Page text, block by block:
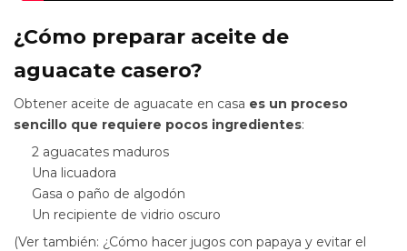
¿Cómo preparar aceite de
aguacate casero?
Obtener aceite de aguacate en casa es un proceso
sencillo que requiere pocos ingredientes:
2 aguacates maduros
Una licuadora
Gasa o paño de algodón
Un recipiente de vidrio oscuro
(Ver también: ¿Cómo hacer jugos con papaya y evitar el